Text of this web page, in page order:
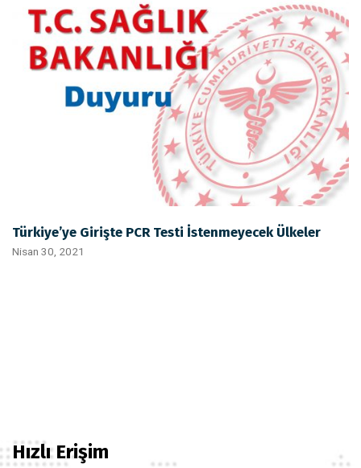
Türkiye’ye Girişte PCR Testi İstenmeyecek Ülkeler
Nisan 30, 2021
Hızlı Erişim